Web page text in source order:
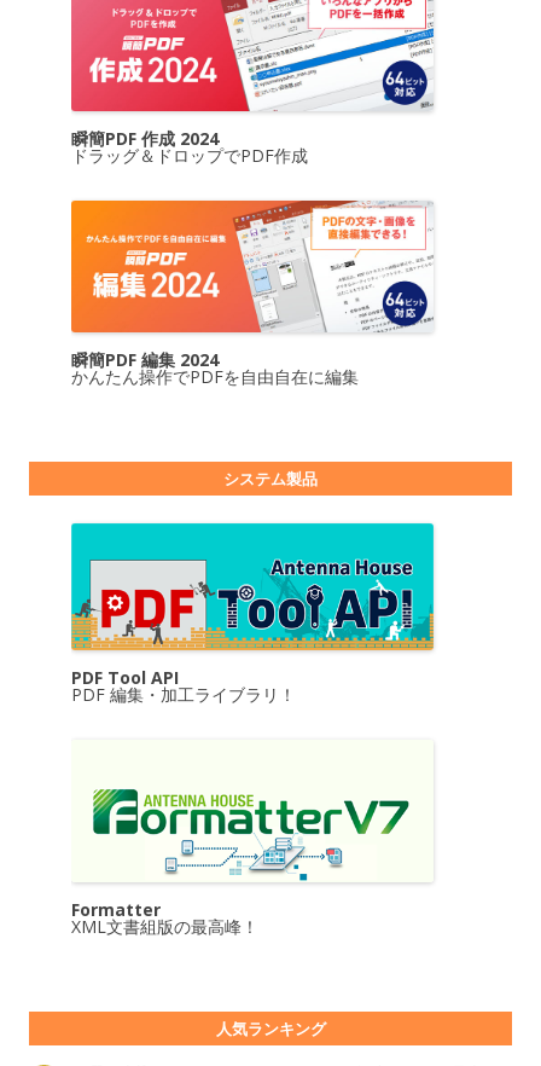
瞬簡PDF 作成 2024
ドラッグ＆ドロップでPDF作成
瞬簡PDF 編集 2024
かんたん操作でPDFを自由自在に編集
システム製品
PDF Tool API
PDF 編集・加工ライブラリ！
Formatter
XML文書組版の最高峰！
人気ランキング